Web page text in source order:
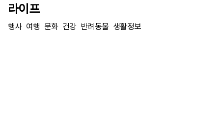
라이프
행사 여행 문화 건강 반려동물 생활정보